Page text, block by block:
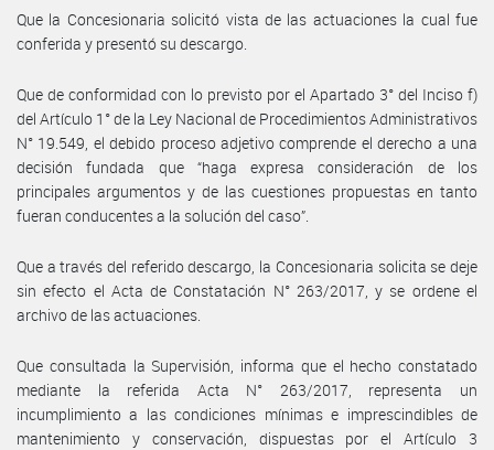
Que la Concesionaria solicitó vista de las actuaciones la cual fue
conferida y presentó su descargo.
Que de conformidad con lo previsto por el Apartado 3° del Inciso f)
del Artículo 1° de la Ley Nacional de Procedimientos Administrativos
N° 19.549, el debido proceso adjetivo comprende el derecho a una
decisión fundada que “haga expresa consideración de los
principales argumentos y de las cuestiones propuestas en tanto
fueran conducentes a la solución del caso”.
Que a través del referido descargo, la Concesionaria solicita se deje
sin efecto el Acta de Constatación N° 263/2017, y se ordene el
archivo de las actuaciones.
Que consultada la Supervisión, informa que el hecho constatado
mediante la referida Acta N° 263/2017, representa un
incumplimiento a las condiciones mínimas e imprescindibles de
mantenimiento y conservación, dispuestas por el Artículo 3